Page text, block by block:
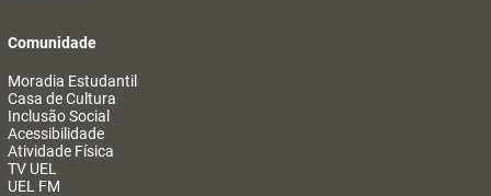
Comunidade
Moradia Estudantil
Casa de Cultura
Inclusão Social
Acessibilidade
Atividade Física
TV UEL
UEL FM